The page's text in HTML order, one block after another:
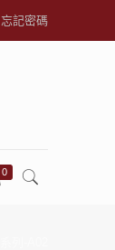
忘記密碼
0